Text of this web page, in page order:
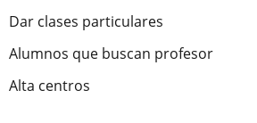
Dar clases particulares
Alumnos que buscan profesor
Alta centros